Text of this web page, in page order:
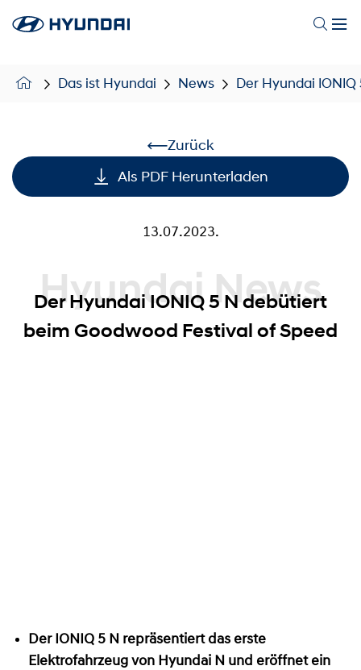
Das ist Hyundai News Der Hyundai
Zurück
Als PDF Herunterladen
13.07.2023.
Hyundai News
Der Hyundai IONIQ 5 N debütiert
beim Goodwood Festival of Speed
Der IONIQ 5 N repräsentiert das erste
Elektrofahrzeug von Hyundai N und eröffnet ein